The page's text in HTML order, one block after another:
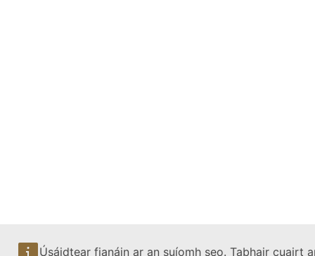
Úsáidtear fianáin ar an suíomh seo. Tabhair cuairt